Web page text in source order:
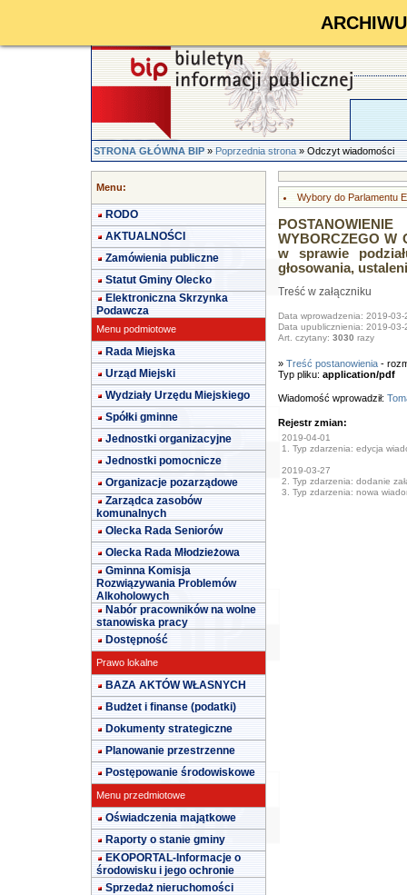
STRONA GŁÓWNA BIP»Poprzednia strona» Odczyt wiadomości
Menu:
RODO
AKTUALNOŚCI
Zamówienia publiczne
Statut Gminy Olecko
Elektroniczna Skrzynka
Podawcza
Menu podmiotowe
Rada Miejska
Urząd Miejski
Wydziały Urzędu Miejskiego
Spółki gminne
Jednostki organizacyjne
Jednostki pomocnicze
Organizacje pozarządowe
Zarządca zasobów
komunalnych
Olecka Rada Seniorów
Olecka Rada Młodzieżowa
Gminna Komisja
Rozwiązywania Problemów
Alkoholowych
Nabór pracowników na wolne
stanowiska pracy
Dostępność
Prawo lokalne
BAZA AKTÓW WŁASNYCH
Budżet i finanse (podatki)
Dokumenty strategiczne
Planowanie przestrzenne
Postępowanie środowiskowe
Menu przedmiotowe
Oświadczenia majątkowe
Raporty o stanie gminy
EKOPORTAL-Informacje o
środowisku i jego ochronie
Sprzedaż nieruchomości
Wybory do Parlamentu
WYBORCZEGO W
w sprawie
głosowania,
Treść w załączniku
Data wprowadzenia: 2019-03-
Data upublicznienia: 2019-03-
Art. czytany: 3030 razy
» Treść postanowienia-
Typ pliku: application/pdf
Wiadomość wprowadził:
Rejestr zmian:
2019-04-01
1. Typ zdarzenia: edycja
2019-03-27
2. Typ zdarzenia: dodanie
3. Typ zdarzenia: nowa